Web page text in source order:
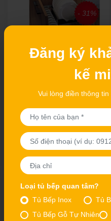
- 31%
EUROKIT MN-900
Giá: 1.920.000 Vnđ
Mã Sản Phẩm : MN-900
Hãng Sản Xuất: Eurokit
Xuất xứ: Chính hãng
Xem chi tiết
- 30%
Đăng ký
kế
Vui lòng điền thông
Loại tủ bếp quan tâm?
Tủ Bếp Inox
Tủ
Tủ Bếp Gỗ Tự Nhiên